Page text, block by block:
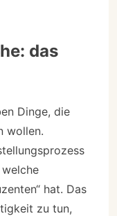
das
Dinge, die
wollen.
hat. Das
zu tun,